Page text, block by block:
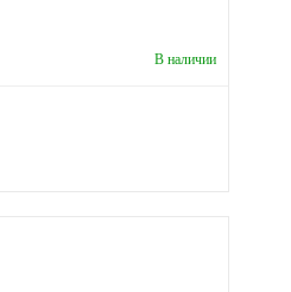
В наличии